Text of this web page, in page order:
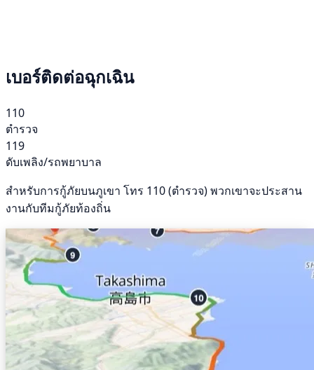
เบอร์ติดต่อฉุกเฉิน
110
ตำรวจ
119
ดับเพลิง/รถพยาบาล
สำหรับการกู้ภัยบนภูเขา โทร 110 (ตำรวจ) พวกเขาจะประสาน
งานกับทีมกู้ภัยท้องถิ่น